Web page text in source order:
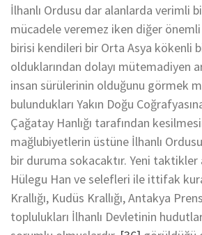
İlhanlı Ordusu dar alanlarda verimli
mücadele veremez iken diğer
birisi kendileri bir Orta Asya kökenli
olduklarından dolayı mütemadiyen
insan sürülerinin olduğunu görmek
bulundukları Yakın Doğu
Çağatay Hanlığı tarafından
mağlubiyetlerin üstüne İlhanlı
bir duruma sokacaktır. Yeni taktikler
Hülegu Han ve selefleri ile ittifak
Krallığı, Kudüs Krallığı, Antakya
toplulukları İlhanlı Devletinin